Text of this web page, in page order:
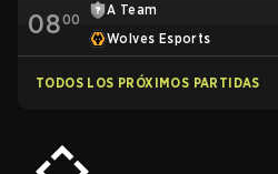
0800
A Team
Wolves Esports
TODOS LOS PRÓXIMOS PARTIDAS